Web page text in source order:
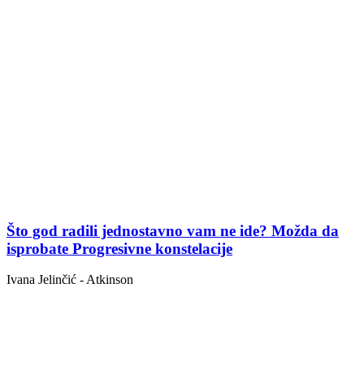
Što god radili jednostavno vam ne ide? Možda da
isprobate Progresivne konstelacije
Ivana Jelinčić - Atkinson